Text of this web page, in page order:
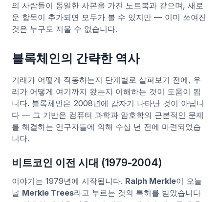
의 사람들이 동일한 사본을 가진 노트북과 같으며, 새로
운 항목이 추가되면 모두가 볼 수 있지만 — 이미 쓰여진
것은 누구도 지울 수 없습니다.
블록체인의 간략한 역사
거래가 어떻게 작동하는지 단계별로 살펴보기 전에, 우
리가 어떻게 여기까지 왔는지 이해하는 것이 도움이 됩
니다. 블록체인은 2008년에 갑자기 나타난 것이 아닙니
다 — 그 기반은 컴퓨터 과학과 암호학의 근본적인 문제
를 해결하는 연구자들에 의해 수십 년 전에 마련되었습
니다.
비트코인 이전 시대 (1979-2004)
이야기는 1979년에 시작됩니다. Ralph Merkle이 오늘
날 Merkle Trees라고 부르는 것의 특허를 받았습니다